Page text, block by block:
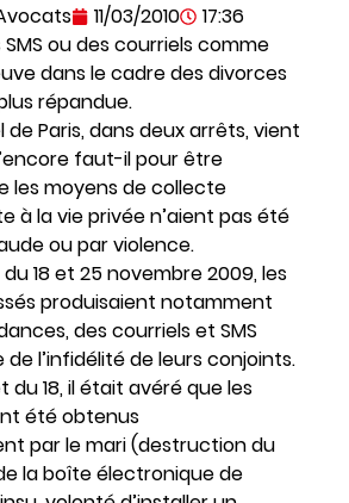
11/03/2010
17:36
SMS ou des courriels comme
dans le cadre des divorces
répandue.
de Paris, dans deux arrêts, vient
faut-il pour être
les moyens de collecte
à la vie privée n’aient pas été
ou par violence.
18 et 25 novembre 2009, les
produisaient notamment
des courriels et SMS
l’infidélité de leurs conjoints.
du 18, il était avéré que les
été obtenus
par le mari (destruction du
la boîte électronique de